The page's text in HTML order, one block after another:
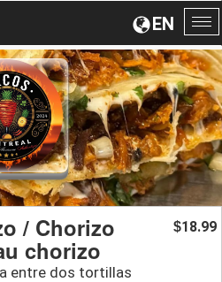
EN
/ Chorizo
chorizo
entre dos tortillas
$18.99